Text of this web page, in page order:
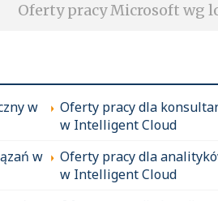
Oferty pracy Microsoft wg
w
Oferty pracy dla
w Intelligent Cloud
w
Oferty pracy dla
w Intelligent Cloud